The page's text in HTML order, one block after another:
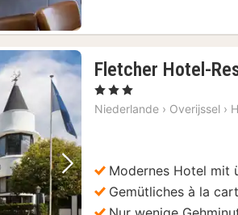
Nächstes Bild
Fletcher Hotel-
, 3 Sterne
Niederlande › Overijssel ›
Modernes Hotel mit
Gemütliches à la